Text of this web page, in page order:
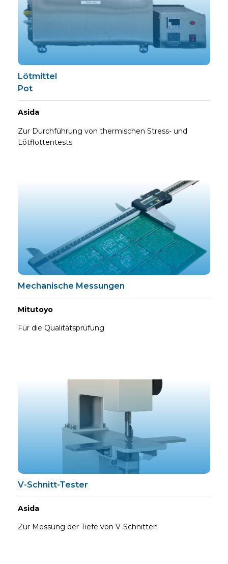
Lötmittel
Pot
Asida
Zur Durchführung von thermischen Stress- und
Lötflottentests
Mechanische Messungen
Mitutoyo
Für die Qualitätsprüfung
V-Schnitt-Tester
Asida
Zur Messung der Tiefe von V-Schnitten